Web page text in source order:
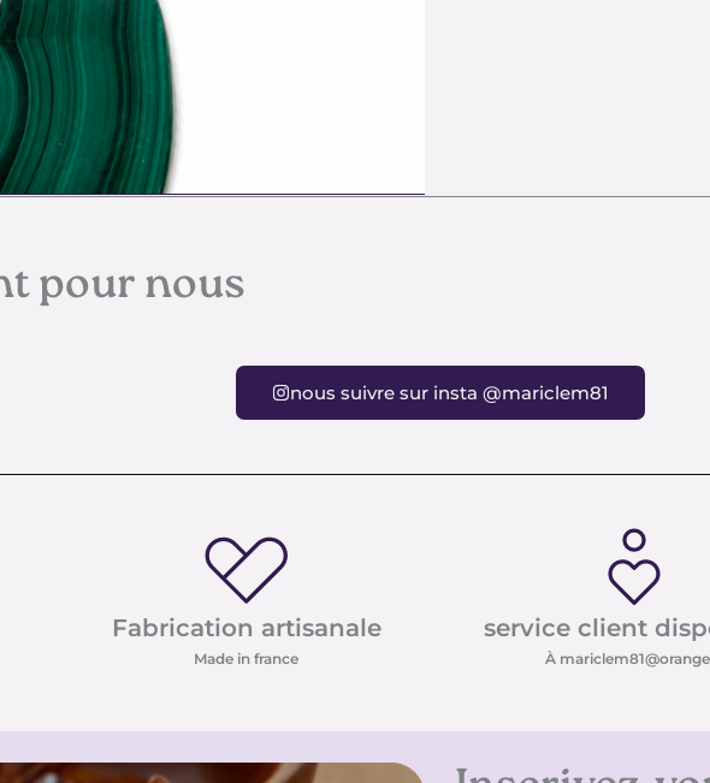
pour nous
nous suivre sur insta @mariclem81
Fabrication artisanale
Made in france
service client
À